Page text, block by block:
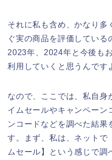
それに私も含め、かなり多
ぐ実の商品を評価している
2023年、2024年と今後も
利用していくと思うんです
なので、ここでは、私自身
イムセールやキャンペーン
ンコードなどを調べた結果
す。まず、私は、ネットで
ムセール】という感じで調